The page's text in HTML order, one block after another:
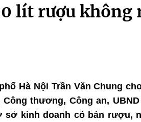
lít rượu không
Hà Nội Trần Văn Chung
thương, Công an,
kinh doanh có bán rượu,